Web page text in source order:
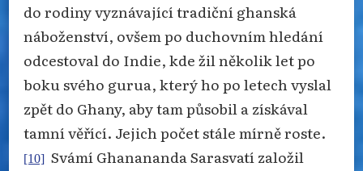
do rodiny vyznávající tradiční ghanská
náboženství, ovšem po duchovním hledání
odcestoval do Indie, kde žil několik let po
boku svého gurua, který ho po letech vyslal
zpět do Ghany, aby tam působil a získával
tamní věřící. Jejich počet stále mírně roste.
[10] Svámí Ghanananda Sarasvatí založil